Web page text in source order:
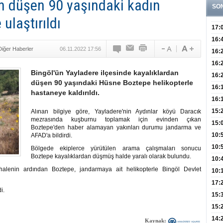
düşen 90 yaşındaki kadın
Haberler 06.11.2022 17:56
Bingöl'ün Yayladere ilçesinde kayalıklardan
düşen 90 yaşındaki Hüsne Boztepe helikopterle
hastaneye kaldırıldı.
Alınan bilgiye göre, Yayladere'nin Aydınlar köyü Daracık
mezrasında kuşburnu toplamak için evinden çıkan
Boztepe'den haber alamayan yakınları durumu jandarma ve
AFAD'a bildirdi.
Bölgede ekiplerce yürütülen arama çalışmaları sonucu
Boztepe kayalıklardan düşmüş halde yaralı olarak bulundu.
ardından Boztepe, jandarmaya ait helikopterle Bingöl Devlet
Kaynak:
300